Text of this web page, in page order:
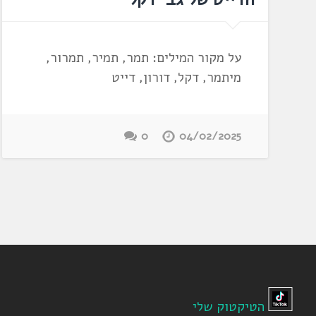
על מקור המילים: תמר, תמיר, תמרור,
מיתמר, דקל, דורון, דייט
04/02/2025
0
הטיקטוק שלי